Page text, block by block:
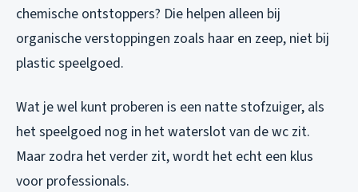
chemische ontstoppers? Die helpen alleen bij
organische verstoppingen zoals haar en zeep, niet bij
plastic speelgoed.
Wat je wel kunt proberen is een natte stofzuiger, als
het speelgoed nog in het waterslot van de wc zit.
Maar zodra het verder zit, wordt het echt een klus
voor professionals.